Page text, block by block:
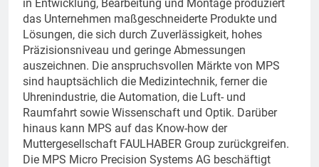
in Entwicklung, Bearbeitung und Montage produziert
das Unternehmen maßgeschneiderte Produkte und
Lösungen, die sich durch Zuverlässigkeit, hohes
Präzisionsniveau und geringe Abmessungen
auszeichnen. Die anspruchsvollen Märkte von MPS
sind hauptsächlich die Medizintechnik, ferner die
Uhrenindustrie, die Automation, die Luft- und
Raumfahrt sowie Wissenschaft und Optik. Darüber
hinaus kann MPS auf das Know-how der
Muttergesellschaft FAULHABER Group zurückgreifen.
Die MPS Micro Precision Systems AG beschäftigt